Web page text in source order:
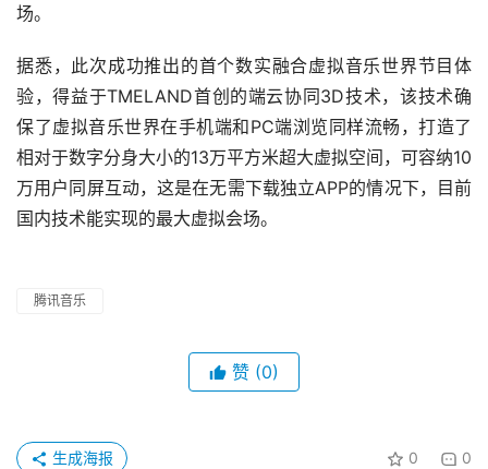
场。
据悉，此次成功推出的首个数实融合虚拟音乐世界节目体
验，得益于TMELAND首创的端云协同3D技术，该技术确
保了虚拟音乐世界在手机端和PC端浏览同样流畅，打造了
相对于数字分身大小的13万平方米超大虚拟空间，可容纳10
万用户同屏互动，这是在无需下载独立APP的情况下，目前
国内技术能实现的最大虚拟会场。
腾讯音乐
赞 (0)
0 0
生成海报